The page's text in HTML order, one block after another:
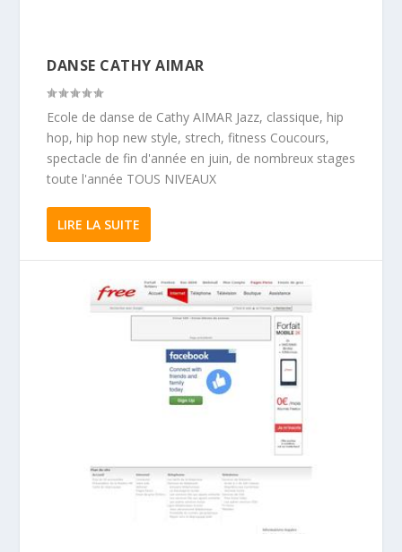
DANSE CATHY AIMAR
Ecole de danse de Cathy AIMAR Jazz, classique, hip
hop, hip hop new style, strech, fitness Coucours,
spectacle de fin d'année en juin, de nombreux stages
toute l'année TOUS NIVEAUX
LIRE LA SUITE